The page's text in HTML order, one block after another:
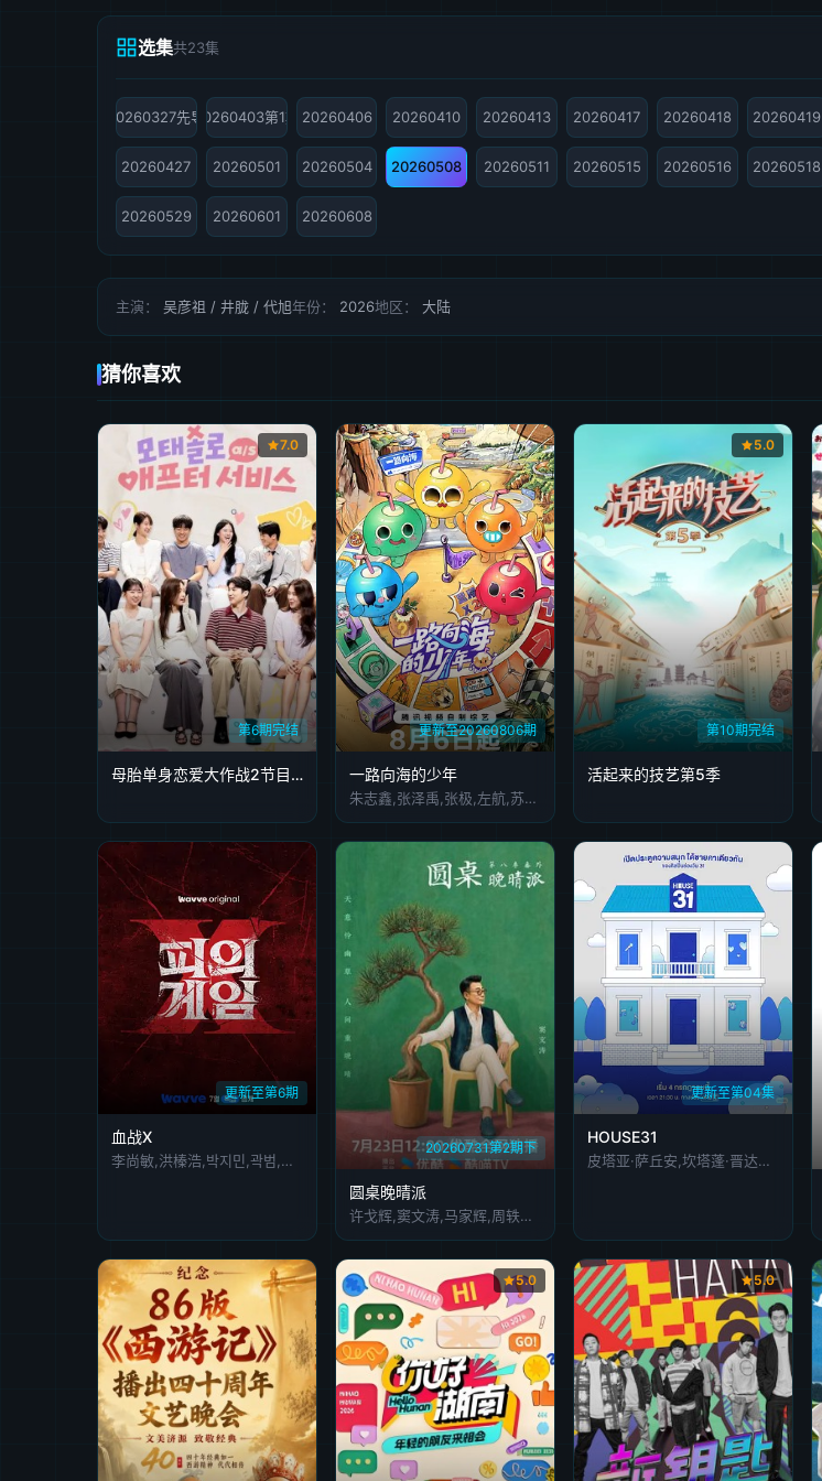
选集共23集
20260327先导20260403第1期 20260406 20260410 20260413 20260417 20260418 20260419
20260427 20260501 20260504 20260508 20260511 20260515 20260516 20260518
20260529 20260601 20260608
主演： 吴彦祖 / 井胧 / 代旭年份： 2026地区： 大陆
猜你喜欢
第6期完结
7.0
母胎单身恋爱大作战2节目售后
更新至20260806期
一路向海的少年
朱志鑫,张泽禹,张极,左航,苏新皓,陆虎,李飞,阎鹤祥
第10期完结
5.0
活起来的技艺第5季
更新至第6期
血战X
李尚敏,洪榛浩,박지민,곽범,서출구,하승진
20260731第2期下
圆桌晚晴派
许戈辉,窦文涛,马家辉,周轶君,胡泳,景军
更新至第04集
HOUSE31
皮塔亚·萨丘安,坎塔蓬·晋达塔维彭
5.0 5.0